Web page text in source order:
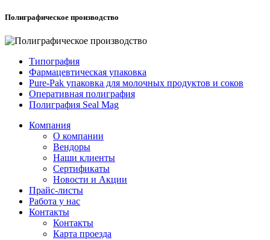
Полиграфическое производство
Типография
Фармацевтическая упаковка
Pure-Pak упаковка для молочных продуктов и соков
Оперативная полиграфия
Полиграфия Seal Mag
Компания
О компании
Вендоры
Наши клиенты
Сертификаты
Новости и Акции
Прайс-листы
Работа у нас
Контакты
Контакты
Карта проезда